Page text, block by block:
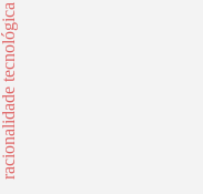
racionalidade tecnológica